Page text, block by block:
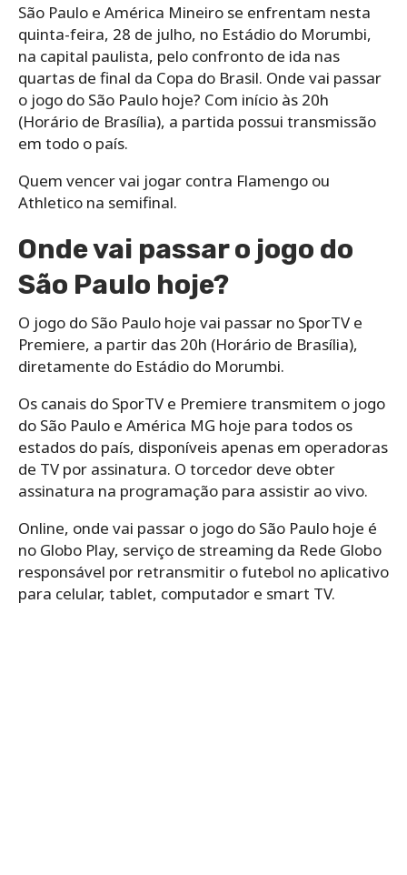
São Paulo e América Mineiro se enfrentam nesta
quinta-feira, 28 de julho, no Estádio do Morumbi,
na capital paulista, pelo confronto de ida nas
quartas de final da Copa do Brasil. Onde vai passar
o jogo do São Paulo hoje? Com início às 20h
(Horário de Brasília), a partida possui transmissão
em todo o país.
Quem vencer vai jogar contra Flamengo ou
Athletico na semifinal.
Onde vai passar o jogo do
São Paulo hoje?
O jogo do São Paulo hoje vai passar no SporTV e
Premiere, a partir das 20h (Horário de Brasília),
diretamente do Estádio do Morumbi.
Os canais do SporTV e Premiere transmitem o jogo
do São Paulo e América MG hoje para todos os
estados do país, disponíveis apenas em operadoras
de TV por assinatura. O torcedor deve obter
assinatura na programação para assistir ao vivo.
Online, onde vai passar o jogo do São Paulo hoje é
no Globo Play, serviço de streaming da Rede Globo
responsável por retransmitir o futebol no aplicativo
para celular, tablet, computador e smart TV.